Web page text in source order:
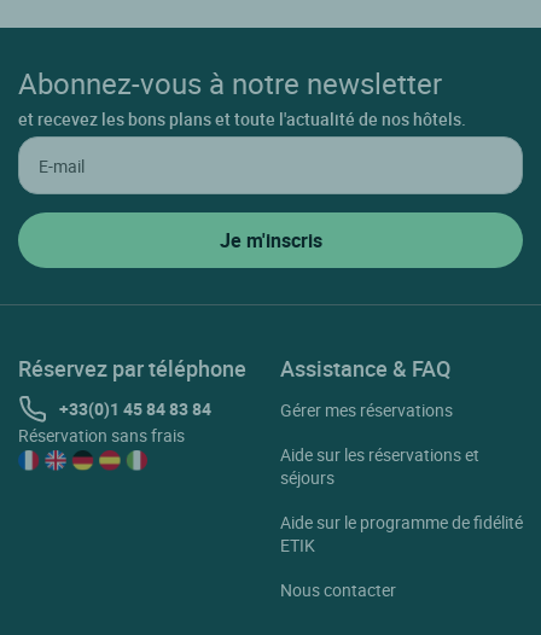
Abonnez-vous à notre newsletter
et recevez les bons plans et toute l'actualité de nos hôtels.
Réservez par téléphone
+33(0)1 45 84 83 84
Réservation sans frais
Assistance & FAQ
Gérer mes réservations
Aide sur les réservations et
séjours
Aide sur le programme de fidélité
ETIK
Nous contacter